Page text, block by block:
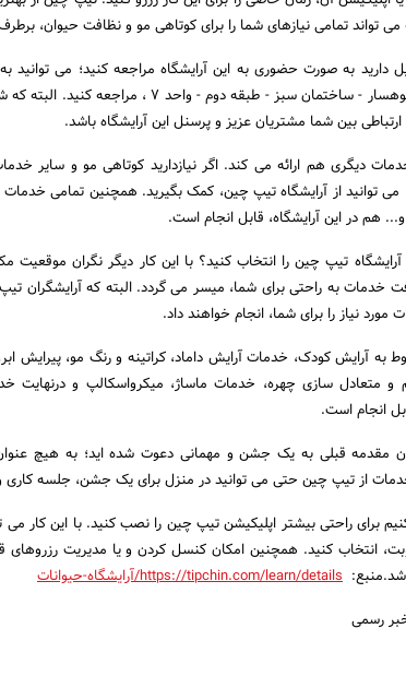
تواند تمامی نیازهای شما را برای کوتاهی مو و نظافت حیوان،
دارید به صورت حضوری به این آرایشگاه مراجعه کنید؛ می توانید
نبش بلوار کوهسار - ساختمان سبز - طبقه
ارتباطی بین شما مشتریان عزیز و پرسنل این آرایشگاه باشد.
دیگری هم ارائه می ‌کند. اگر نیازدارید کوتاهی مو و سایر
می توانید از آرایشگاه تیپ چین، کمک بگیرید. همچنین تمامی
و... هم در این آرایشگاه، قابل انجام است.
آرایشگاه تیپ چین را انتخاب کنید؟ با این کار دیگر نگران
خدمات به راحتی برای شما، میسر می گردد. البته که آرایشگران
مورد نیاز را برای شما، انجام خواهند داد.
به آرایش کودک، خدمات آرایش داماد، کراتینه و رنگ مو،
و متعادل سازی چهره، خدمات ماساژ، میکرواسکالپ و درنهایت
انجام است.
مقدمه قبلی به یک جشن و مهمانی دعوت شده اید؛ به هیچ عنوان
از تیپ چین حتی می توانید در منزل برای یک جشن، جلسه کاری
برای راحتی بیشتر اپلیکیشن تیپ چین را نصب کنید. با این کار می
انتخاب کنید. همچنین امکان کنسل کردن و یا مدیریت رزروهای
https://tipchin.com/learn/details/آرایشگاه-حیوانات
رسمی